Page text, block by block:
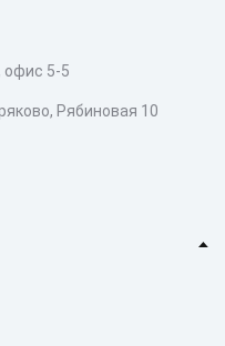
офис 5-5
Рябиновая 10